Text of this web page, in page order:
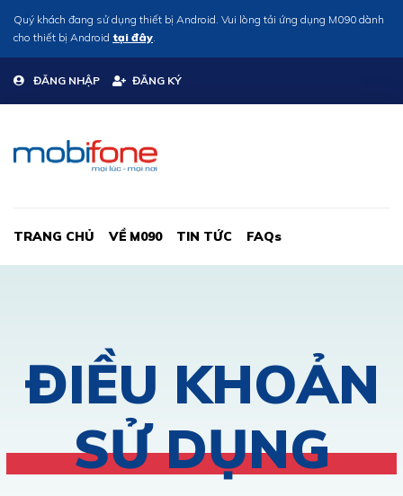
Quý khách đang sử dụng thiết bị Android. Vui lòng tải ứng dụng M090 dành
cho thiết bị Android tại đây.
ĐĂNG NHẬP ĐĂNG KÝ
TRANG CHỦ VỀ M090 TIN TỨC FAQs
ĐIỀU KHOẢN
SỬ DỤNG